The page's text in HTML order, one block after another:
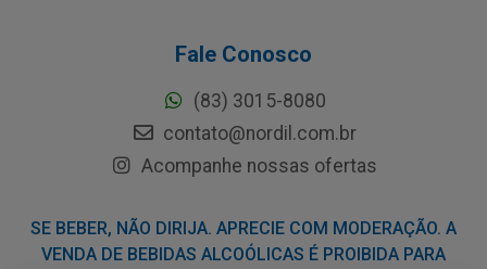
Fale Conosco
(83) 3015-8080
contato@nordil.com.br
Acompanhe nossas ofertas
SE BEBER, NÃO DIRIJA. APRECIE COM MODERAÇÃO. A
VENDA DE BEBIDAS ALCOÓLICAS É PROIBIDA PARA